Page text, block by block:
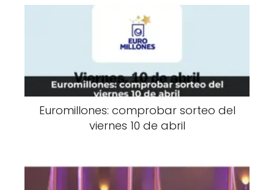
Euromillones: comprobar sorteo del
viernes 10 de abril